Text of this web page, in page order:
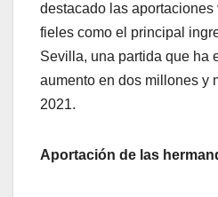
destacado las
fieles como el principal
Sevilla, una partida que ha
aumento en dos millones y
2021.
Aportación de las